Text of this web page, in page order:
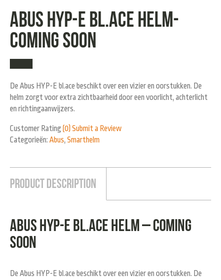
Abus HYP-E bl.ace helm-
COMING SOON
De Abus HYP-E bl.ace beschikt over een vizier en oorstukken. De
helm zorgt voor extra zichtbaarheid door een voorlicht, achterlicht
en richtingaanwijzers.
Customer Rating (0) Submit a Review
Categorieën: Abus, Smarthelm
Product Description
Abus HYP-E bl.ace helm – COMING
SOON
De Abus HYP-E bl.ace beschikt over een vizier en oorstukken. De